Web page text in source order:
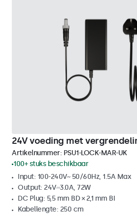
24V voeding met
Artikelnummer: PSU1-LOCK-MAR-UK
100+ stuks beschikbaar
Input: 100-240V~ 50/60Hz, 1.5A Max
Output: 24V⎓3.0A, 72W
DC Plug: 5,5 mm BD × 2,1 mm BI
Kabellengte: 250 cm